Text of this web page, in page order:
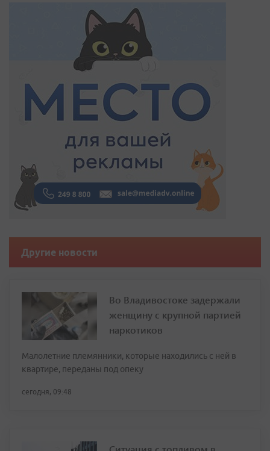
Другие новости
Во Владивостоке задержали
женщину с крупной партией
наркотиков
Малолетние племянники, которые находились с ней в
квартире, переданы под опеку
сегодня, 09:48